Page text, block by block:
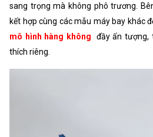
sang trọng mà không phô trương.
kết hợp cùng các mẫu máy bay khác
mô hình hàng không
đầy ấn tượng,
thích riêng.